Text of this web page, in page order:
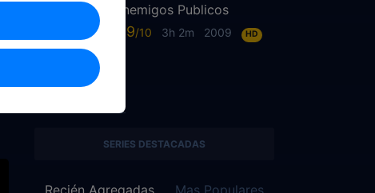
Enemigos Publicos
6.9 3h 2m 2009 HD
SERIES DESTACADAS
Recién Agregadas Mas Populares